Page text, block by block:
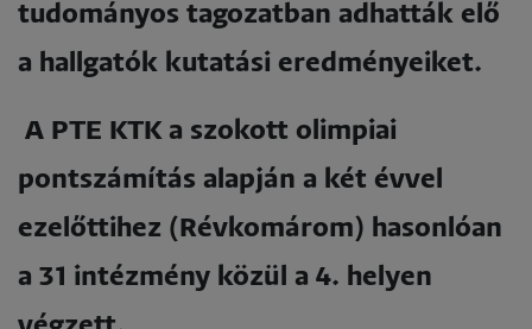
tudományos tagozatban adhatták elő
a hallgatók kutatási eredményeiket.
A PTE KTK a szokott olimpiai
pontszámítás alapján a két évvel
ezelőttihez (Révkomárom) hasonlóan
a 31 intézmény közül a 4. helyen